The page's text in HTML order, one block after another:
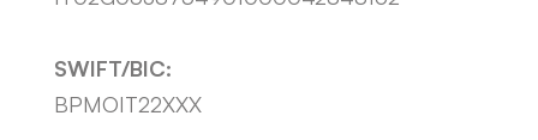
SWIFT/BIC:
BPMOIT22XXX